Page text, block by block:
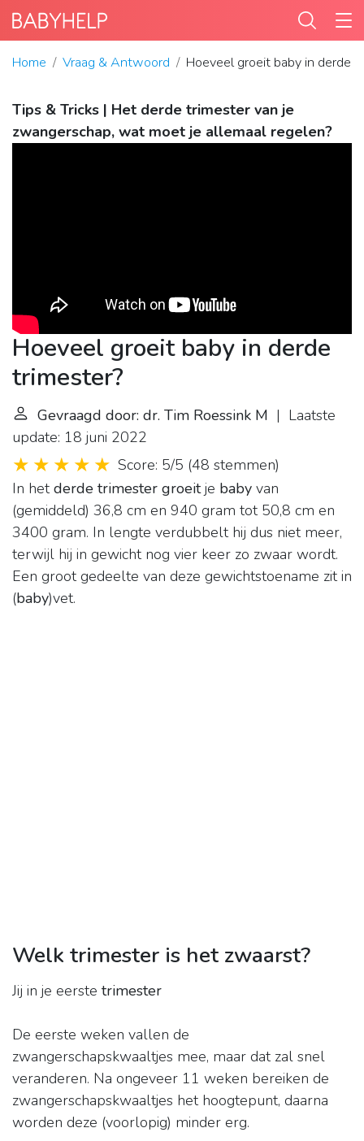
Home Vraag & Antwoord Hoeveel groeit baby in derde
Tips & Tricks | Het derde trimester van je
zwangerschap, wat moet je allemaal regelen?
Hoeveel groeit baby in derde
trimester?
Gevraagd door: dr. Tim Roessink M | Laatste
update: 18 juni 2022
Score: 5/5 (48 stemmen)
In hetderde trimester groeitje baby van
(gemiddeld) 36,8 cm en 940 gram tot 50,8 cm en
3400 gram. In lengte verdubbelt hij dus niet meer,
terwijl hij in gewicht nog vier keer zo zwaar wordt.
Een groot gedeelte van deze gewichtstoename zit in
(baby)vet.
Welk trimester is het zwaarst?
Jij in je eerste trimester
De eerste weken vallen de
zwangerschapskwaaltjes mee, maar dat zal snel
veranderen. Na ongeveer 11 weken bereiken de
zwangerschapskwaaltjes het hoogtepunt, daarna
worden deze (voorlopig) minder erg.